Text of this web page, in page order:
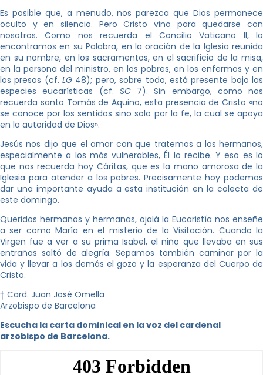
Es posible que, a menudo, nos parezca que Dios permanece
oculto y en silencio. Pero Cristo vino para quedarse con
nosotros. Como nos recuerda el Concilio Vaticano II, lo
encontramos en su Palabra, en la oración de la Iglesia reunida
en su nombre, en los sacramentos, en el sacrificio de la misa,
en la persona del ministro, en los pobres, en los enfermos y en
los presos (cf.LG 48); pero, sobre todo, está presente bajo las
especies eucarísticas (cf. SC7). Sin embargo, como nos
recuerda santo Tomás de Aquino, esta presencia de Cristo «no
se conoce por los sentidos sino solo por la fe, la cual se apoya
en la autoridad de Dios».
Jesús nos dijo que el amor con que tratemos a los hermanos,
especialmente a los más vulnerables, Él lo recibe. Y eso es lo
que nos recuerda hoy Cáritas, que es la mano amorosa de la
Iglesia para atender a los pobres. Precisamente hoy podemos
dar una importante ayuda a esta institución en la colecta de
este domingo.
Queridos hermanos y hermanas, ojalá la Eucaristía nos enseñe
a ser como María en el misterio de la Visitación. Cuando la
Virgen fue a ver a su prima Isabel, el niño que llevaba en sus
entrañas saltó de alegría. Sepamos también caminar por la
vida y llevar a los demás el gozo y la esperanza del Cuerpo de
Cristo.
† Card. Juan José Omella
Arzobispo de Barcelona
Escucha la carta dominical en la voz del cardenal
arzobispo de Barcelona.